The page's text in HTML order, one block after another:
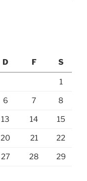
D F S
1
6 7 8
13 14 15
20 21 22
27 28 29